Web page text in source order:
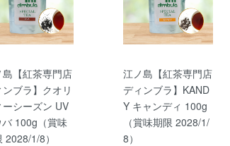
島【紅茶専門店
ブラ】クオリ
ーシーズン UV
100g（賞味
2028/1/8）
江ノ島【紅茶専門店
ディンブラ】KAND
Y キャンディ 100g
（賞味期限 2028/1/
8）